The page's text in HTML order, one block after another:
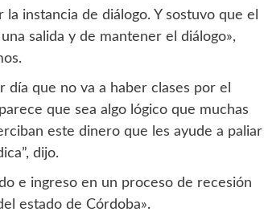
instancia de diálogo. Y sostuvo que el
salida y de mantener el diálogo»,
que no va a haber clases por el
que sea algo lógico que muchas
este dinero que les ayude a paliar
dijo.
e ingreso en un proceso de recesión
estado de Córdoba».